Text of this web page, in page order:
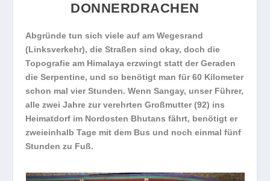
DONNERDRACHEN
Abgründe tun sich viele auf am Wegesrand
(Linksverkehr), die Straßen sind okay, doch die
Topografie am Himalaya erzwingt statt der Geraden
die Serpentine, und so benötigt man für 60 Kilometer
schon mal vier Stunden. Wenn Sangay, unser Führer,
alle zwei Jahre zur verehrten Großmutter (92) ins
Heimatdorf im Nordosten Bhutans fährt, benötigt er
zweieinhalb Tage mit dem Bus und noch einmal fünf
Stunden zu Fuß.